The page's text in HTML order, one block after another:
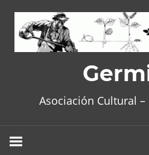
content
Asociación Cultural